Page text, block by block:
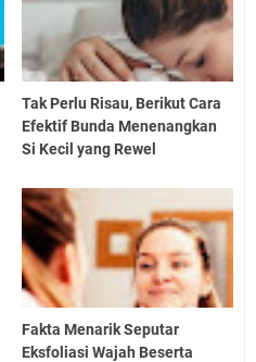
Tak Perlu Risau, Berikut Cara
Efektif Bunda Menenangkan
Si Kecil yang Rewel
Fakta Menarik Seputar
Eksfoliasi Wajah Beserta